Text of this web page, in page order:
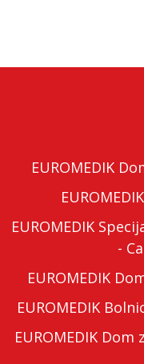
EUROMEDIK
EUROMEDIK
-
EUROMEDIK
EUROMEDIK
EUROMEDIK